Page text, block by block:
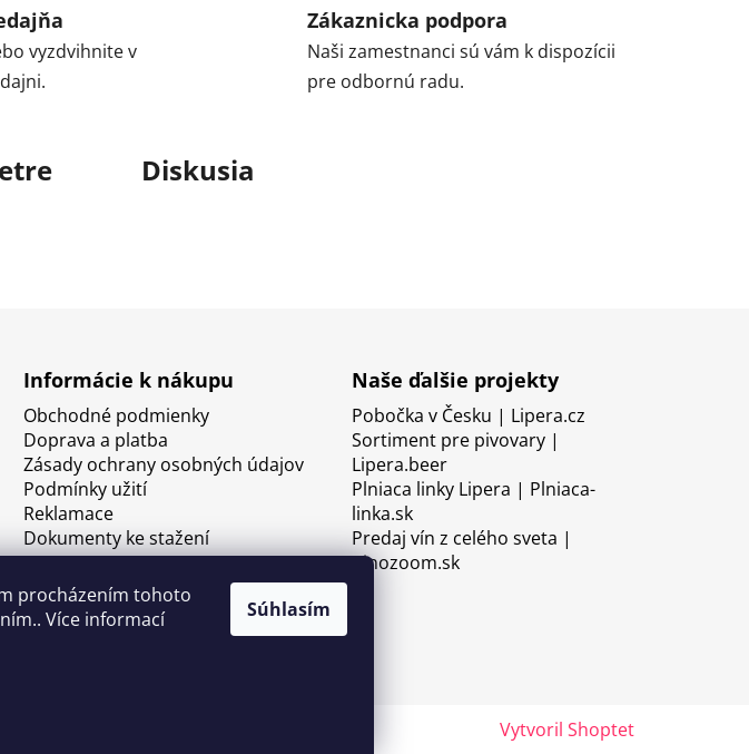
procházením tohoto
Více informací
Súhlasím
vyzdvihnite v
Zákaznicka podpora
Naši zamestnanci sú vám k dispozícii
pre odbornú radu.
Diskusia
Informácie k nákupu
Obchodné podmienky
Doprava a platba
Zásady ochrany osobných údajov
Podmínky užití
Reklamace
Dokumenty ke stažení
Naše ďalšie projekty
Pobočka v Česku | Lipera.cz
Sortiment pre pivovary |
Lipera.beer
Plniaca linky Lipera | Plniaca-
linka.sk
Predaj vín z celého sveta |
Vinozoom.sk
Vytvoril Shoptet